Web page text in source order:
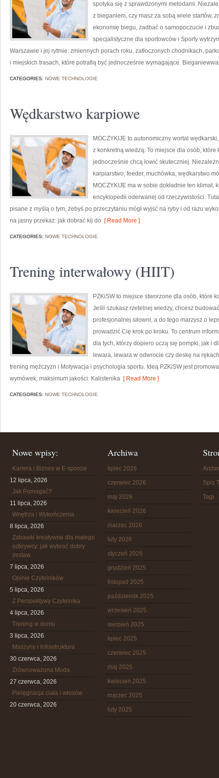
spotyka się z sprawdzonymi metodami.
z bieganiem, czy masz za sobą wiele startów,
ekonomię biegu, zadbać o samopoczucie i
specjalistyczne dla sportowców i Sporty
Warszawie i jej rytmie: zmiennych porach roku, zatłoczonych chodnikach,
i miejskich trasach, które potrafią być jednocześnie wymagające.
CATEGORIES: NOWE TECHNOLOGIE
Wędkarstwo karpiowe
MOCZYKIJE to autonomiczny wortal
z konkretną wiedzą. To miejsce dla osób, które
jednocześnie chcą łowić skuteczniej.
karpiarstwo, feeder, muchówka, wędkarstwo
MOCZYKIJE ma w sobie dokładnie ten klimat,
encyklopedii oderwanej od rzeczywistości.
pisane z myślą o tym, żebyś po przeczytaniu mógł wyjść na ryby i od razu
na jasny przekaz: jak dobrać kij do [ Read More ]
CATEGORIES: NOWE TECHNOLOGIE
Trening interwałowy (HIIT)
PZKiSW to miejsce stworzone dla osób, które
Jeśli szukasz rzetelnej wiedzy, chcesz
profesjonalnej siłowni, a do tego marzysz o
prowadzić Cię krok po kroku. To centrum
dla tych, którzy dopiero uczą się pompki, jak i
lewara, lewara w odwrocie czy deskę na
trening mężczyzn i Motywacja i psychologia sportu. Ideą PZKiSW jest
wymówek, maksimum jakości. Kalistenika [ Read More ]
CATEGORIES: NOWE TECHNOLOGIE
Nowe wpisy:
Kariera i Biznes w E-sporcie
12 lipca, 2026
Jak Pomagać?
11 lipca, 2026
Wnętrza i Wykończenia
8 lipca, 2026
Zabawki kreatywne dla małego
odkrywcy: jak wybrać dobry
zestaw
7 lipca, 2026
Opinie Czytelników
5 lipca, 2026
Z Perspektywy Czytelnika
4 lipca, 2026
Trening w domu
3 lipca, 2026
Maszyny i Infrastruktura
30 czerwca, 2026
Zrównoważona Moda
27 czerwca, 2026
Pielęgnacja ciała i włosów
20 czerwca, 2026
Archiwa
lipiec 2026
czerwiec 2026
maj 2026
kwiecień 2026
marzec 2026
luty 2026
styczeń 2026
grudzień 2025
listopad 2025
październik 2025
wrzesień 2025
sierpień 2025
lipiec 2025
czerwiec 2025
maj 2025
kwiecień 2025
marzec 2025
luty 2025
Spis
Tagi